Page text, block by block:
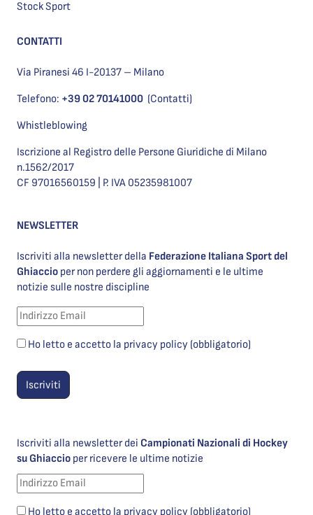
Stock Sport
CONTATTI
Via Piranesi 46 I-20137 – Milano
Telefono: +39 02 70141000 (Contatti)
Whistleblowing
Iscrizione al Registro delle Persone Giuridiche di Milano
n.1562/2017
CF 97016560159 | P. IVA 05235981007
NEWSLETTER
Iscriviti alla newsletter della Federazione Italiana Sport del
Ghiaccio per non perdere gli aggiornamenti e le ultime
notizie sulle nostre discipline
Ho letto e accetto la privacy policy (obbligatorio)
Iscriviti alla newsletter dei Campionati Nazionali di Hockey
su Ghiaccio per ricevere le ultime notizie
Ho letto e accetto la privacy policy (obbligatorio)